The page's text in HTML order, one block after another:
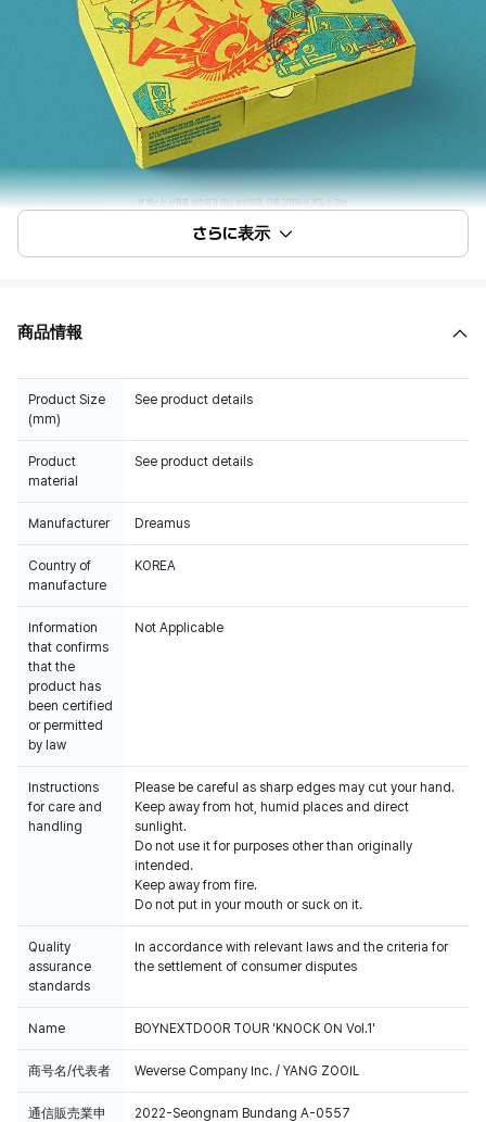
さらに表示
商品情報
Product Size
(mm)
See product details
Product
material
See product details
Manufacturer Dreamus
Country of
manufacture
KOREA
Information
that confirms
that the
product has
been certified
or permitted
by law
Not Applicable
Instructions
for care and
handling
Please be careful as sharp edges may cut your hand.
Keep away from hot, humid places and direct
sunlight.
Do not use it for purposes other than originally
intended.
Keep away from fire.
Do not put in your mouth or suck on it.
Quality
assurance
standards
In accordance with relevant laws and the criteria for
the settlement of consumer disputes
Name BOYNEXTDOOR TOUR 'KNOCK ON Vol.1'
商号名/代表者 Weverse Company Inc. / YANG ZOOIL
通信販売業申
2022-Seongnam Bundang A-0557